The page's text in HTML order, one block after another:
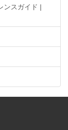
ンスガイド |